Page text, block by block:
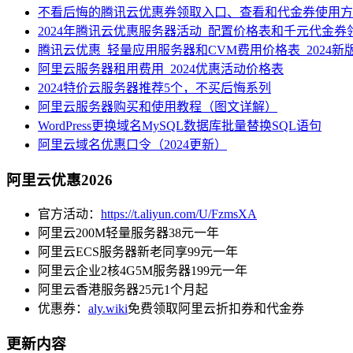
不看后悔的腾讯云优惠券领取入口、查看和代金券使用
2024年腾讯云优惠服务器活动_配置价格表和千元代金券
腾讯云优惠_轻量应用服务器和CVM费用价格表_2024新
阿里云服务器租用费用_2024优惠活动价格表
2024特价云服务器推荐5个，不买后悔系列
阿里云服务器购买和使用教程（图文详解）
WordPress更换域名MySQL数据库批量替换SQL语句
阿里云域名优惠口令（2024更新）
阿里云优惠2026
官方活动： https://t.aliyun.com/U/FzmsXA
阿里云200M轻量服务器38元一年
阿里云ECS服务器新老同享99元一年
阿里云企业2核4G5M服务器199元一年
阿里云香港服务器25元1个月起
优惠券： aly.wiki免费领取阿里云折扣券和代金券
更新内容